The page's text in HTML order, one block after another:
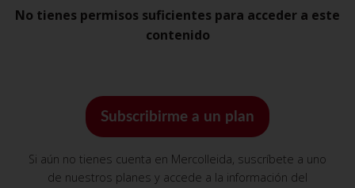
No tienes permisos suficientes para acceder a este
contenido
Subscribirme a un plan
Si aún no tienes cuenta en Mercolleida, suscríbete a uno
de nuestros planes y accede a la información del